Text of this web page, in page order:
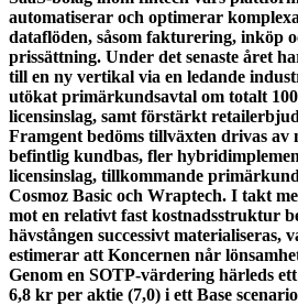
automatiserar och optimerar
dataflöden, såsom fakturering, inköp
prissättning. Under det senaste året
till en ny vertikal via en ledande
utökat primärkundsavtal om totalt
licensinslag, samt förstärkt
Framgent bedöms tillväxten drivas
befintlig kundbas, fler
licensinslag, tillkommande
Cosmoz Basic och Wraptech. I takt
mot en relativt fast kostnadsstruktur
hävstången successivt materialiseras,
estimerar att Koncernen når
Genom en SOTP-värdering härleds
6,8 kr per aktie (7,0) i ett Base